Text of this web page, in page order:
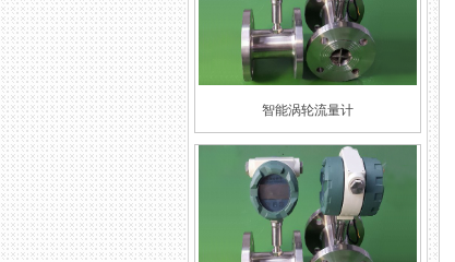
智能涡轮流量计